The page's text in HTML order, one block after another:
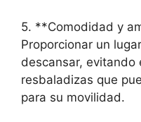
5. **Comodidad y
Proporcionar un
descansar, evitando
resbaladizas que
para su movilidad.